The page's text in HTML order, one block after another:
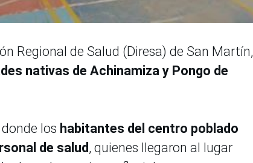
Regional de Salud (Diresa) de San Martín,
nativas de Achinamiza y Pongo de
los habitantes del centro poblado
de salud , quienes llegaron al lugar